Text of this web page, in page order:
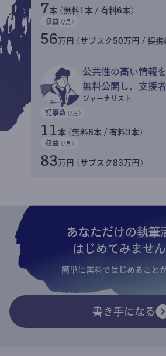
7本 (無料1本 / 有料6本)
収益 (/月)
56万円 (サブスク50万円 / 提携
公共性の高い情報を
無料公開し、支援
ジャーナリスト
記事数 (/月)
11 本 (無料8本 / 有料3本)
収益 (/月)
83万円 (サブスク83万円)
あなただけの執筆
はじめてみませ
簡単に無料ではじめること
書き手になる